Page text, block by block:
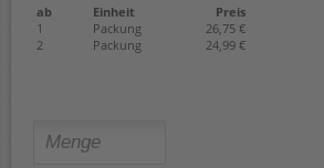
ab Einheit
Preis
1
Packung
26,75 €
2
Packung 24,99 €